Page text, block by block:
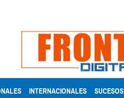
INTERNACIONALES SUCESOS